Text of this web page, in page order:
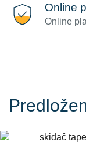
Online
Online